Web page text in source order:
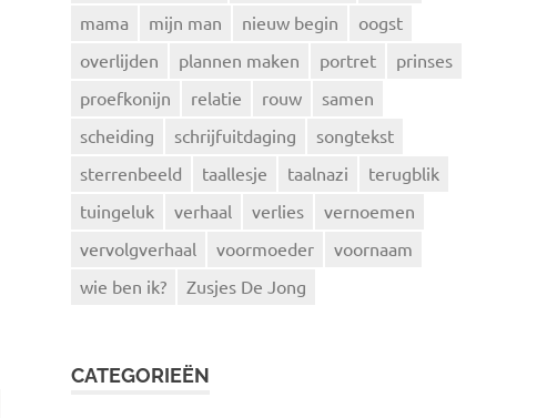
mama
mijn man nieuw begin
oogst
overlijden
plannen maken portret
prinses
proefkonijn
relatie rouw
samen
scheiding
schrijfuitdaging
songtekst
sterrenbeeld
taallesje taalnazi
terugblik
tuingeluk
verhaal verlies
vernoemen
vervolgverhaal
voormoeder
voornaam
wie ben ik?
Zusjes De Jong
CATEGORIEËN